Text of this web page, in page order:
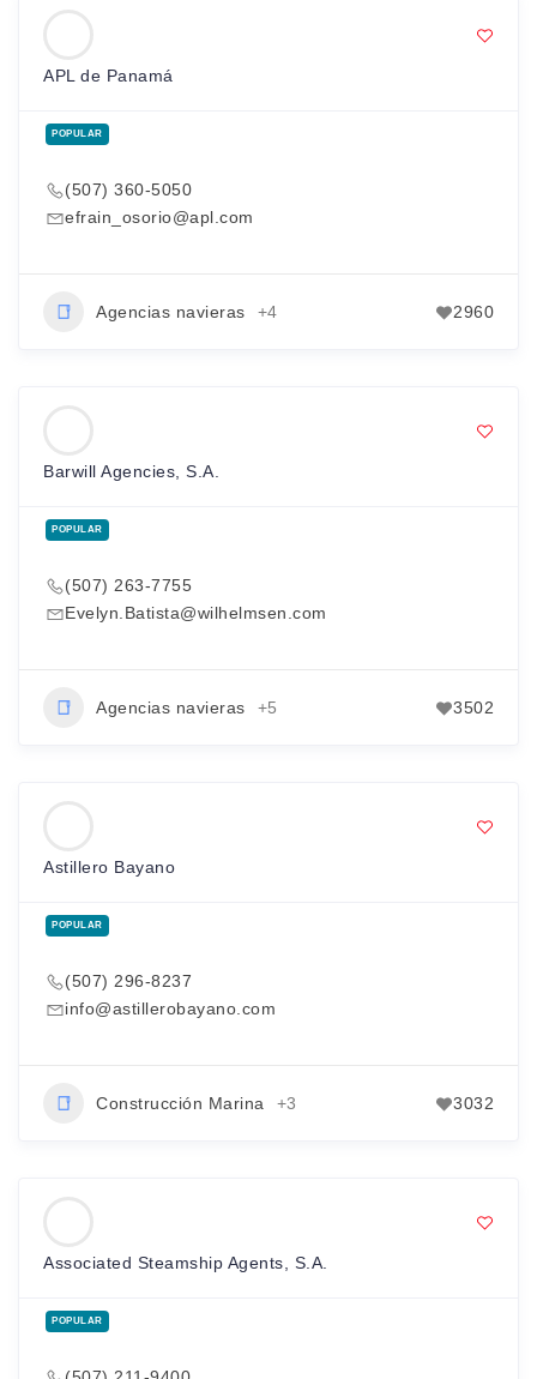
APL de Panamá
POPULAR
(507) 360-5050
efrain_osorio@apl.com
Agencias navieras +4 2960
Barwill Agencies, S.A.
POPULAR
(507) 263-7755
Evelyn.Batista@wilhelmsen.com
Agencias navieras +5 3502
Astillero Bayano
POPULAR
(507) 296-8237
info@astillerobayano.com
Construcción Marina +3 3032
Associated Steamship Agents, S.A.
POPULAR